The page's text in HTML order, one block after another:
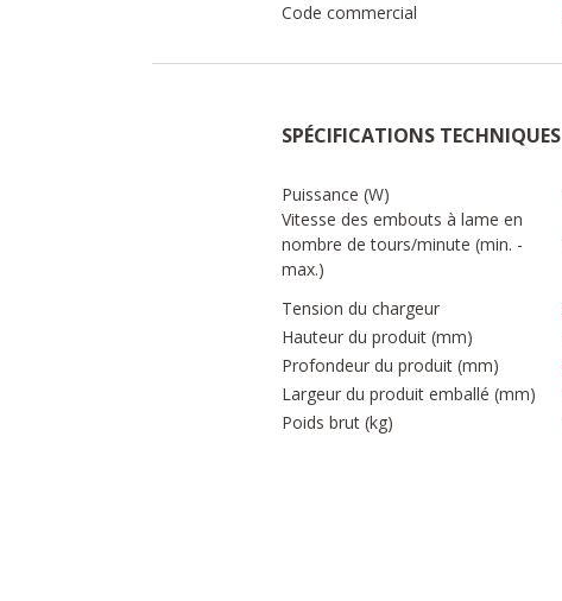
Code commercial
SPÉCIFICATIONS TECHNIQUES
Puissance (W)
Vitesse des embouts à lame en
nombre de tours/minute (min. -
max.)
Tension du chargeur
Hauteur du produit (mm)
Profondeur du produit (mm)
Largeur du produit emballé (mm)
Poids brut (kg)